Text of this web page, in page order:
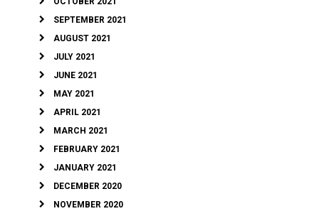
SEPTEMBER 2021
AUGUST 2021
JULY 2021
JUNE 2021
MAY 2021
APRIL 2021
MARCH 2021
FEBRUARY 2021
JANUARY 2021
DECEMBER 2020
NOVEMBER 2020